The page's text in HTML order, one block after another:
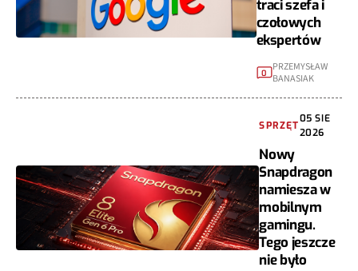
traci szefa i
czołowych
ekspertów
0 PRZEMYSŁAW
BANASIAK
SPRZĘT
05 SIE
2026
Nowy
Snapdragon
namiesza w
mobilnym
gamingu.
Tego jeszcze
nie było